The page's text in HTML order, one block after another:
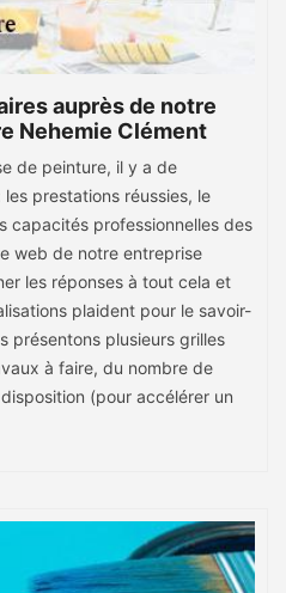
auprès de notre
Nehemie Clément
de peinture, il y a de
prestations réussies, le
capacités professionnelles des
web de notre entreprise
les réponses à tout cela et
plaident pour le savoir-
présentons plusieurs grilles
à faire, du nombre de
(pour accélérer un